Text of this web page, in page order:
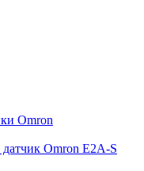
Omron
Omron E2A-S